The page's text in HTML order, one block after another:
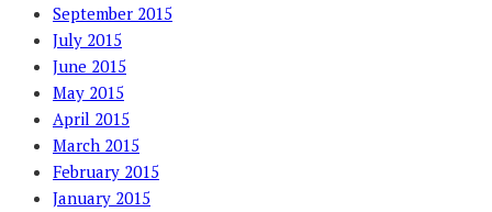
September 2015
July 2015
June 2015
May 2015
April 2015
March 2015
February 2015
January 2015